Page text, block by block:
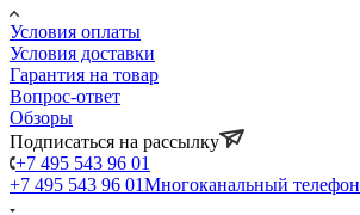
Условия оплаты
Условия доставки
Гарантия на товар
Вопрос-ответ
Обзоры
Подписаться на рассылку
+7 495 543 96 01
+7 495 543 96 01Многоканальный телефон